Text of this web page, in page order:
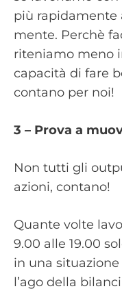
più rapidamente
mente. Perchè
riteniamo meno
capacità di fare
contano per noi!
3 – Prova a
Non tutti gli
azioni, contano!
Quante volte
9.00 alle 19.00
in una
l’ago della